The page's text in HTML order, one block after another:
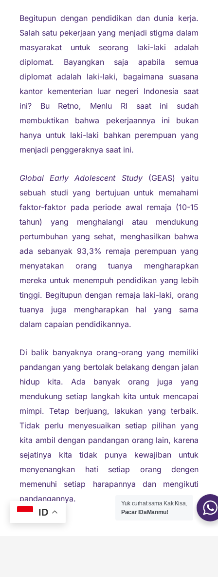
Begitupun dengan pendidikan dan dunia kerja.
Salah satu pekerjaan yang menjadi stigma dalam
masyarakat untuk seorang laki-laki adalah
diplomat. Bayangkan saja apabila semua
diplomat adalah laki-laki, bagaimana suasana
kantor kementerian luar negeri Indonesia saat
ini? Bu Retno, Menlu RI saat ini sudah
membuktikan bahwa pekerjaannya ini bukan
hanya untuk laki-laki bahkan perempuan yang
menjadi penggeraknya saat ini.
Global Early Adolescent Study (GEAS) yaitu
sebuah studi yang bertujuan untuk memahami
faktor-faktor pada periode awal remaja (10-15
tahun) yang menghalangi atau mendukung
pertumbuhan yang sehat, menghasilkan bahwa
ada sebanyak 93,3% remaja perempuan yang
menyatakan orang tuanya mengharapkan
mereka untuk menempuh pendidikan yang lebih
tinggi. Begitupun dengan remaja laki-laki, orang
tuanya juga mengharapkan hal yang sama
dalam capaian pendidikannya.
Di balik banyaknya orang-orang yang memiliki
pandangan yang bertolak belakang dengan jalan
hidup kita. Ada banyak orang juga yang
mendukung setiap langkah kita untuk mencapai
mimpi. Tetap berjuang, lakukan yang terbaik.
Tidak perlu menyesuaikan setiap pilihan yang
kita ambil dengan pandangan orang lain, karena
sejatinya kita tidak punya kewajiban untuk
menyenangkan hati setiap orang dengen
memenuhi setiap harapannya dan mengikuti
pandangannya.
ID
Yuk curhat sama Kak Kisa,
Pacar IDaManmu!